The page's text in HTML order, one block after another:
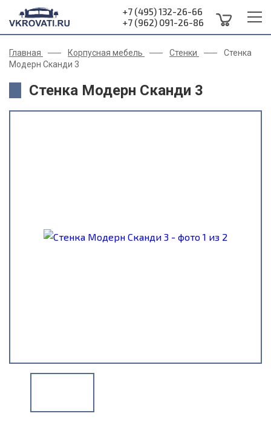
+7 (495) 132-26-66
+7 (962) 091-26-86
Главная Корпусная мебель Стенки
Стенка
Модерн Сканди 3
Стенка Модерн Сканди 3